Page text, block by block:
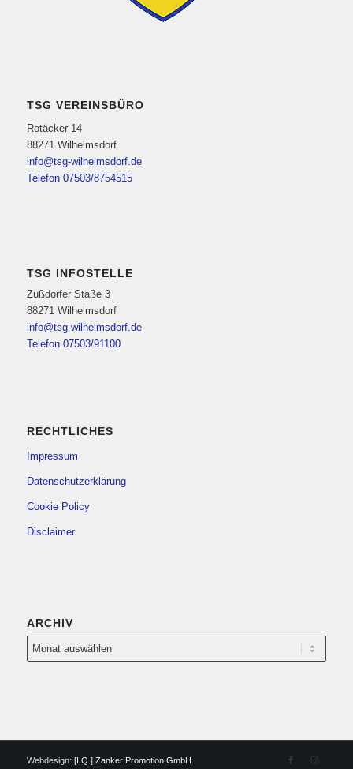
TSG VEREINSBÜRO
Rotäcker 14
88271 Wilhelmsdorf
info@tsg-wilhelmsdorf.de
Telefon 07503/8754515
TSG INFOSTELLE
Zußdorfer Staße 3
88271 Wilhelmsdorf
info@tsg-wilhelmsdorf.de
Telefon 07503/91100
RECHTLICHES
Impressum
Datenschutzerklärung
Cookie Policy
Disclaimer
ARCHIV
Webdesign: [I.Q.] Zanker Promotion GmbH